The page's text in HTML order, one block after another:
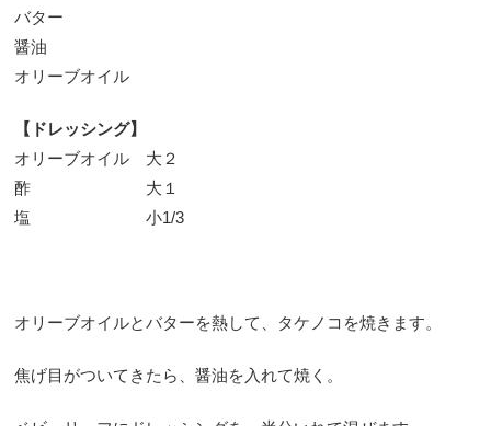
バター
醤油
オリーブオイル
【ドレッシング】
オリーブオイル 大２
酢 大１
塩 小1/3
オリーブオイルとバターを熱して、タケノコを焼きます。
焦げ目がついてきたら、醤油を入れて焼く。